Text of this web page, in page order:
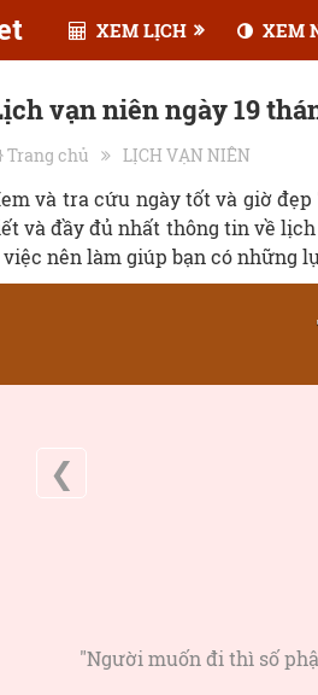
XEM LỊCH XEM
vạn niên ngày 19
Trang chủ LỊCH VẠN NIÊN
và tra cứu ngày tốt và giờ đẹp
và đầy đủ nhất thông tin về
nên làm giúp bạn có những
❮
"Người muốn đi thì số